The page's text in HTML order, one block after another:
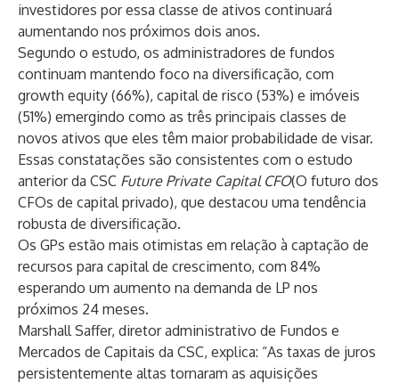
investidores por essa classe de ativos continuará
aumentando nos próximos dois anos.
Segundo o estudo, os administradores de fundos
continuam mantendo foco na diversificação, com
growth equity (66%), capital de risco (53%) e imóveis
(51%) emergindo como as três principais classes de
novos ativos que eles têm maior probabilidade de visar.
Essas constatações são consistentes com o estudo
anterior da CSC Future Private Capital CFO(O futuro dos
CFOs de capital privado), que destacou uma tendência
robusta de diversificação.
Os GPs estão mais otimistas em relação à captação de
recursos para capital de crescimento, com 84%
esperando um aumento na demanda de LP nos
próximos 24 meses.
Marshall Saffer, diretor administrativo de Fundos e
Mercados de Capitais da CSC, explica: “As taxas de juros
persistentemente altas tornaram as aquisições